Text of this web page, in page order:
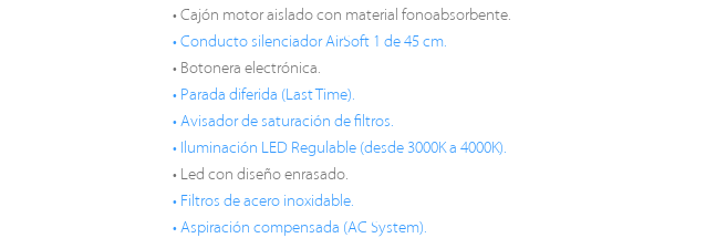
• Cajón motor aislado con material fonoabsorbente.
• Conducto silenciador AirSoft 1 de 45 cm.
• Botonera electrónica.
• Parada diferida (Last Time).
• Avisador de saturación de filtros.
• Iluminación LED Regulable (desde 3000K a 4000K).
• Led con diseño enrasado.
• Filtros de acero inoxidable.
• Aspiración compensada (AC System).